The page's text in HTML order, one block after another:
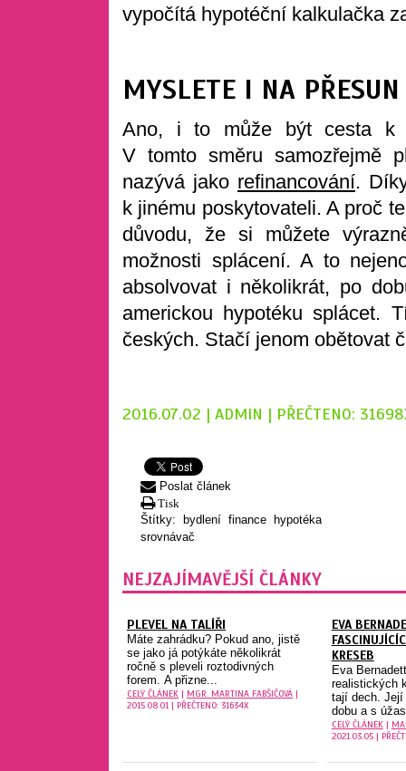
vypočítá hypotéční kalkulačka
MYSLETE I NA
Ano, i to může být cesta k
V tomto směru samozřejmě
nazývá jako refinancování.
k jinému poskytovateli. A proč
důvodu, že si můžete
možnosti splácení. A to
absolvovat i několikrát, po
americkou hypotéku splácet.
českých. Stačí jenom obětovat
2016.07.02 | ADMIN | PŘEČTENO:
Poslat článek
Tisk
Štítky: bydlení finance
hypotéka
srovnávač
NEJZAJÍMAVĚJŠÍ ČLÁNKY
PLEVEL NA TALÍŘI
Máte zahrádku? Pokud ano, jistě
se jako já potýkáte několikrát
ročně s pleveli roztodivných
forem. A přizne...
CELÝ ČLÁNEK | MGR. MARTINA FABŠIČOVÁ |
2015.08.01 | PŘEČTENO: 31634X
EVA
KRESEB
Eva
realistických
tají dech. Její
dobu a s
CELÝ ČLÁNEK|
2021.03.05 |